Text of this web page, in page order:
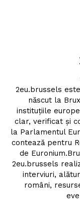
2eu.brussels
născut la
instituțiile
clar, verificat și
la Parlamentul
contează pentru
de
2eu.brussels
interviuri,
români,